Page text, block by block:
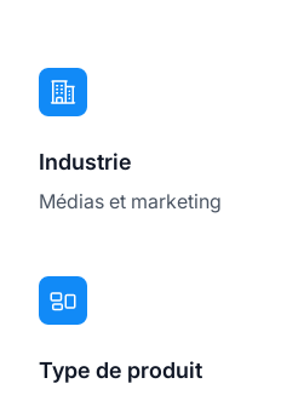
Industrie
Médias et marketing
Type de produit